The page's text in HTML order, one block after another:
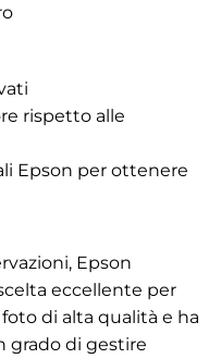
rispetto alle
Epson per ottenere
Epson
eccellente per
di alta qualità e ha
grado di gestire